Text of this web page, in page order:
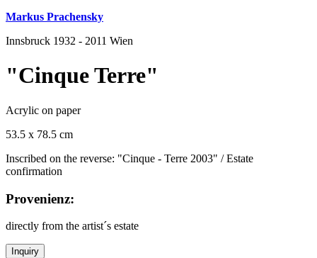
Markus Prachensky
Innsbruck 1932 - 2011 Wien
"Cinque Terre"
Acrylic on paper
53.5 x 78.5 cm
Inscribed on the reverse: "Cinque - Terre 2003" / Estate
confirmation
Provenienz:
directly from the artist´s estate
Inquiry